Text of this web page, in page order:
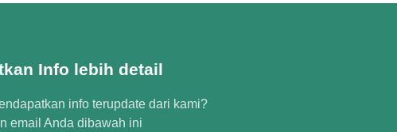
Info lebih detail
info terupdate dari kami?
email Anda dibawah ini